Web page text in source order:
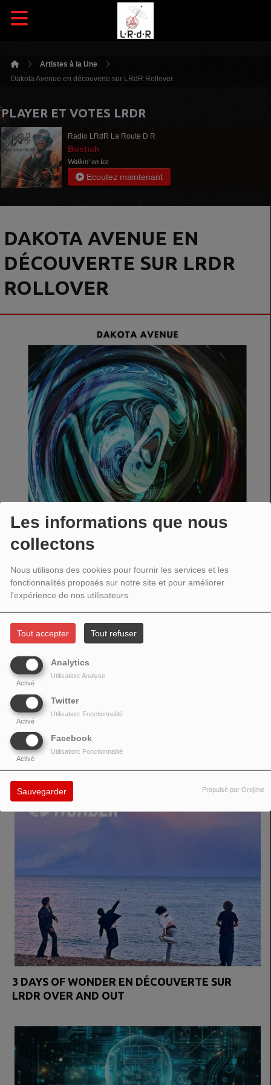
Les informations que nous
collectons
Nous utilisons des cookies pour fournir les services et les
fonctionnalités proposés sur notre site et pour améliorer
l'expérience de nos utilisateurs.
Tout accepter Tout refuser
Analytics
Activé
Utilisation: Analyse
Twitter
Activé
Utilisation: Fonctionnalité
Facebook
Activé
Utilisation: Fonctionnalité
Sauvegarder Propulsé par Orejime
Artistes à la Une
Dakota Avenue en découverte sur LRdR Rollover
PLAYER ET VOTES LRDR
Radio LRdR La Route D R
Bostich
Walkin' on Ice
Ecoutez maintenant
DAKOTA AVENUE EN
DÉCOUVERTE SUR LRDR
ROLLOVER
with songs of love, loss, and life. They have supported Sleeper, Clean Cut
Co-op Awards, and Etihad Stadium's Matchday shows on CityTV. They
have sold out multiple small venues in Manchester, building a community
prominent stations like BBC, XS & Amazing Radio. “In a world obsessed
with trends, this band is building something slower, tougher, and far more
enduring: a legacy.
VOIR AUSSI
3 DAYS OF WONDER EN DÉCOUVERTE SUR
LRDR OVER AND OUT